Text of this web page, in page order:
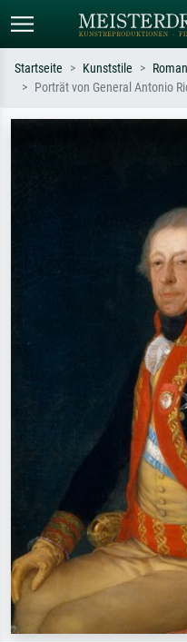
Startseite Kunststile
Porträt von General Antonio